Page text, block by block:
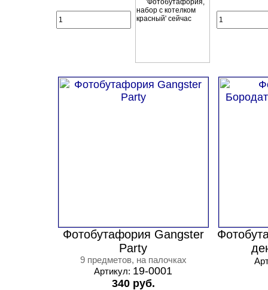
Фотобутафория Gangster
Party
9 предметов, на палочках
Артикул: 19-0001
340 руб.